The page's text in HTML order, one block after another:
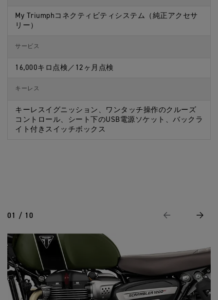
My Triumphコネクティビティシステム（純正アクセサ
リー）
サービス
16,000キロ点検／12ヶ月点検
キーレス
キーレスイグニッション、ワンタッチ操作のクルーズ
コントロール、シート下のUSB電源ソケット、バックラ
イト付きスイッチボックス
01 / 10 前に戻る 次